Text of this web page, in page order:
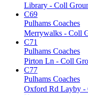
Library - Coll
C69
Pulhams Coaches
Merrywalks - Coll
C71
Pulhams Coaches
Pirton Ln - Coll
C77
Pulhams Coaches
Oxford Rd Layby -